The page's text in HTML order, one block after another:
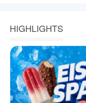
HIGHLIGHTS